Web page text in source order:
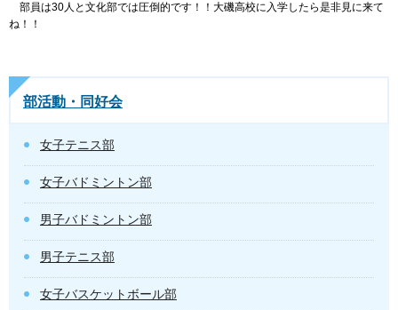
部員は30人と文化部では圧倒的です！！大磯高校に入学したら是非見に来て
ね！！
部活動・同好会
女子テニス部
女子バドミントン部
男子バドミントン部
男子テニス部
女子バスケットボール部